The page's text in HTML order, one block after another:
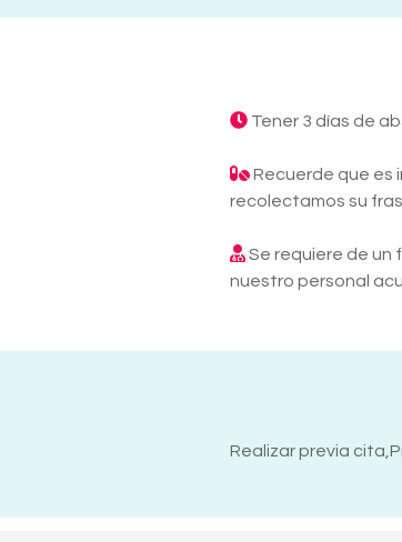
Tener 3 días de
Recuerde que es
recolectamos su
Se requiere de un
nuestro personal
Realizar previa